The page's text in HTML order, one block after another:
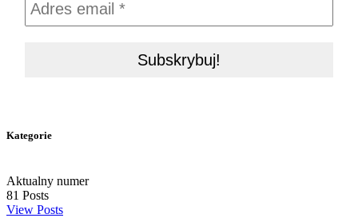
Kategorie
Aktualny numer
81 Posts
View Posts